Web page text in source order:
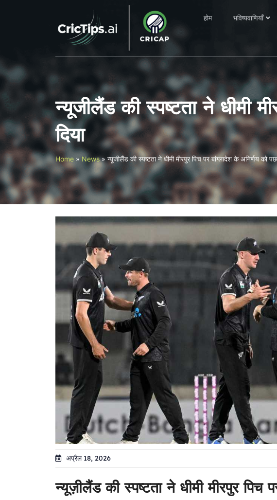
होम भविष्यवाणियाँ
न्यूजीलैंड की स्पष्टता ने धीमी
दिया
Home » News»न्यूजीलैंड की स्पष्टता ने धीमी मीरपुर पिच पर बांग्लादेश के अनिर्णय को
अप्रैल 18, 2026
न्यूज़ीलैंड की स्पष्टता ने धीमी मीरपुर पिच